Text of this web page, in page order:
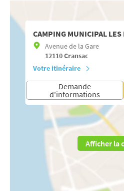
CAMPING MUNICIPAL LES
Avenue de la Gare
12110Cransac
Votre itinéraire
Demande
d'informations
Afficher la